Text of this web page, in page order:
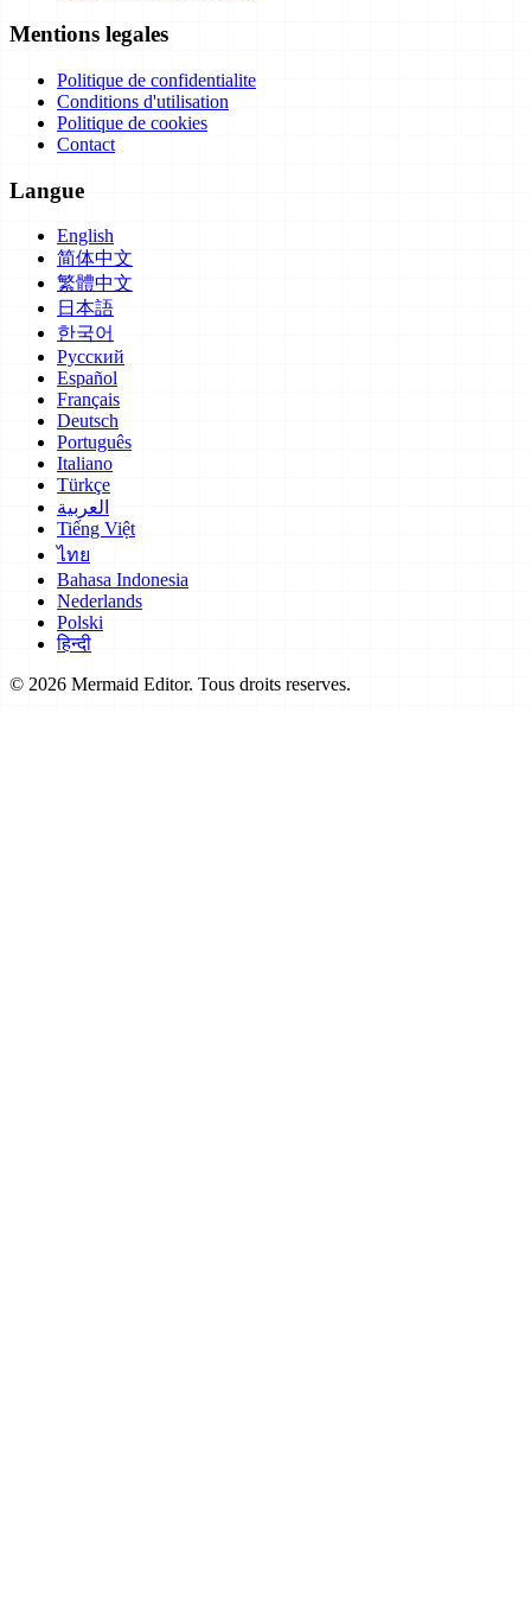
Mentions legales
Politique de confidentialite
Conditions d'utilisation
Politique de cookies
Contact
Langue
English
简体中文
繁體中文
日本語
한국어
Русский
Español
Français
Deutsch
Português
Italiano
Türkçe
العربية
Tiếng Việt
ไทย
Bahasa Indonesia
Nederlands
Polski
हिन्दी
© 2026 Mermaid Editor. Tous droits reserves.